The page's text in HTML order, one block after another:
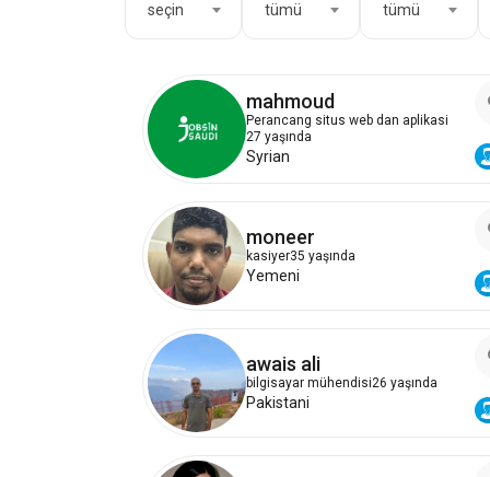
seçin
tümü
tümü
mahmoud
Perancang situs web dan aplikasi
27 yaşında
Syrian
moneer
kasiyer35 yaşında
Yemeni
awais ali
bilgisayar mühendisi26 yaşında
Pakistani